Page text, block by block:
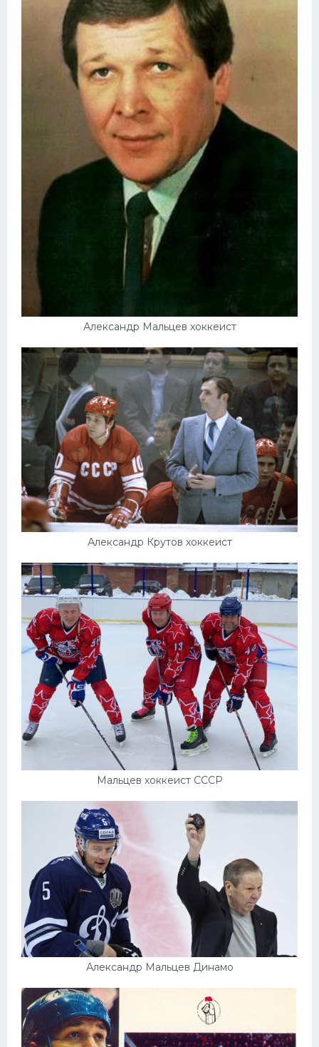
Александр Мальцев хоккеист
Александр Крутов хоккеист
Мальцев хоккеист СССР
Александр Мальцев Динамо